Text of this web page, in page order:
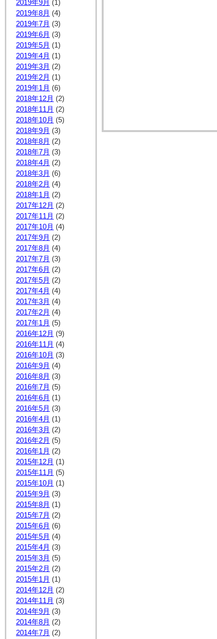
2019年9月 (1)
2019年8月 (4)
2019年7月 (3)
2019年6月 (3)
2019年5月 (1)
2019年4月 (1)
2019年3月 (2)
2019年2月 (1)
2019年1月 (6)
2018年12月 (2)
2018年11月 (2)
2018年10月 (5)
2018年9月 (3)
2018年8月 (2)
2018年7月 (3)
2018年4月 (2)
2018年3月 (6)
2018年2月 (4)
2018年1月 (2)
2017年12月 (2)
2017年11月 (2)
2017年10月 (4)
2017年9月 (2)
2017年8月 (4)
2017年7月 (3)
2017年6月 (2)
2017年5月 (2)
2017年4月 (4)
2017年3月 (4)
2017年2月 (4)
2017年1月 (5)
2016年12月 (9)
2016年11月 (4)
2016年10月 (3)
2016年9月 (4)
2016年8月 (3)
2016年7月 (5)
2016年6月 (1)
2016年5月 (3)
2016年4月 (1)
2016年3月 (2)
2016年2月 (5)
2016年1月 (2)
2015年12月 (1)
2015年11月 (5)
2015年10月 (1)
2015年9月 (3)
2015年8月 (1)
2015年7月 (2)
2015年6月 (6)
2015年5月 (4)
2015年4月 (3)
2015年3月 (5)
2015年2月 (2)
2015年1月 (1)
2014年12月 (2)
2014年11月 (3)
2014年9月 (3)
2014年8月 (2)
2014年7月 (2)